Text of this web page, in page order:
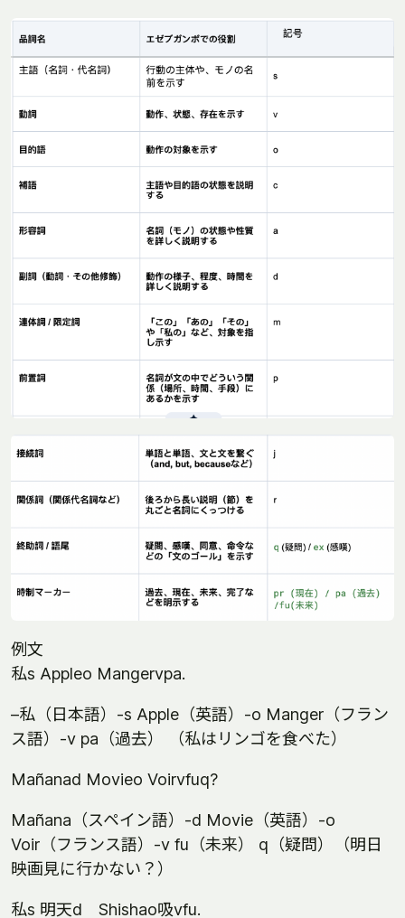
例文
私s Appleo Mangervpa.
–私（日本語）-s Apple（英語）-o Manger（フラン
ス語）-v pa（過去） （私はリンゴを食べた）
Mañanad Movieo Voirvfuq?
Mañana（スペイン語）-d Movie（英語）-o
Voir（フランス語）-v fu（未来） q（疑問）（明日
映画見に行かない？）
私s 明天d Shishao吸vfu.